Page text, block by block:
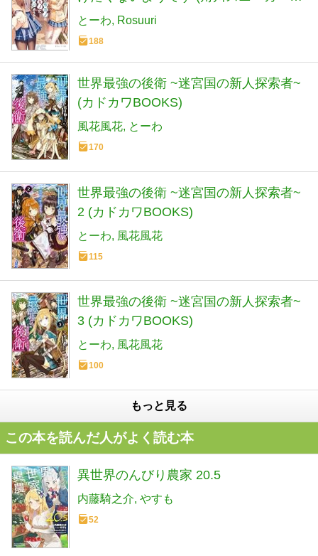
庫)
とーわ Rosuuri
188
世界最強の後衛 ~迷宮国の新人探索者~
(カドカワBOOKS)
風花風花 とーわ
170
世界最強の後衛 ~迷宮国の新人探索者~
2 (カドカワBOOKS)
とーわ 風花風花
115
世界最強の後衛 ~迷宮国の新人探索者~
3 (カドカワBOOKS)
とーわ 風花風花
100
もっと見る
この本を読んだ人がよく読む本
異世界のんびり農家 20.5
内藤騎之介 やすも
52